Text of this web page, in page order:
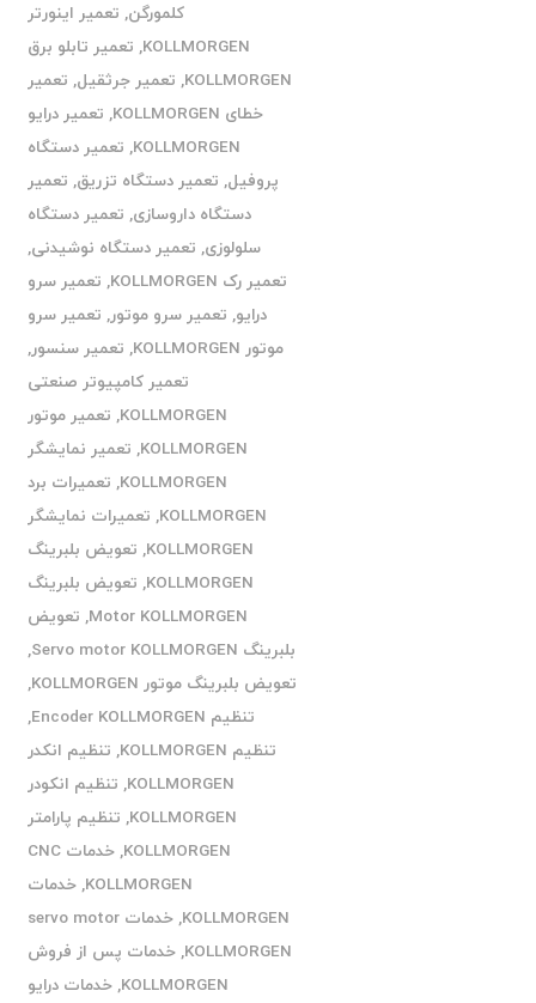
کلمورگن, تعمیر اینورتر
KOLLMORGEN
, تعمیر تابلو برق
KOLLMORGEN
, تعمیر جرثقیل, تعمیر
خطای KOLLMORGEN
, تعمیر درایو
KOLLMORGEN
, تعمیر دستگاه
پروفیل, تعمیر دستگاه تزریق, تعمیر
دستگاه داروسازی, تعمیر دستگاه
سلولوزی, تعمیر دستگاه نوشیدنی,
تعمیر رک KOLLMORGEN
, تعمیر سرو
درایو, تعمیر سرو موتور, تعمیر سرو
موتور KOLLMORGEN
, تعمیر سنسور,
تعمیر کامپیوتر صنعتی
KOLLMORGEN
, تعمیر موتور
KOLLMORGEN
, تعمیر نمایشگر
KOLLMORGEN
, تعمیرات برد
KOLLMORGEN
, تعمیرات نمایشگر
KOLLMORGEN
, تعویض بلبرینگ
KOLLMORGEN
, تعویض بلبرینگ
Motor KOLLMORGEN
, تعویض
بلبرینگ Servo motor KOLLMORGEN
,
تعویض بلبرینگ موتور KOLLMORGEN
,
تنظیم Encoder KOLLMORGEN
,
تنظیم KOLLMORGEN
, تنظیم انکدر
KOLLMORGEN
, تنظیم انکودر
KOLLMORGEN
, تنظیم پارامتر
KOLLMORGEN
,
خدمات CNC
KOLLMORGEN
,خدمات
KOLLMORGEN
,
خدمات servo motor
KOLLMORGEN
,خدمات پس از فروش
KOLLMORGEN
,خدمات درایو